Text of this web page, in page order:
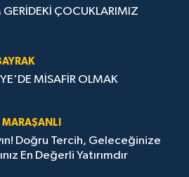
GERİDEKİ ÇOCUKLARIMIZ
MİSAFİR OLMAK
Doğru Tercih, Geleceğinize
En Değerli Yatırımdır